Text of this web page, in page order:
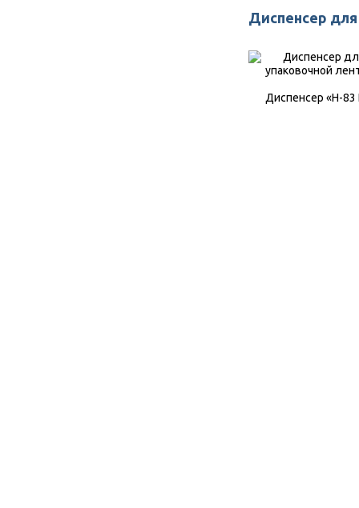
Диспенсер
Диспенсер «Н-83